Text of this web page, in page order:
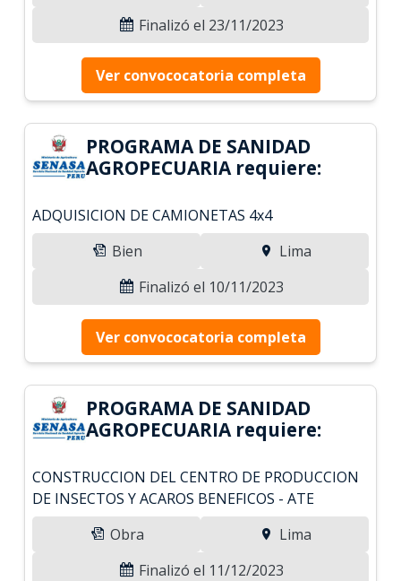
Finalizó el 23/11/2023
Ver convococatoria completa
PROGRAMA DE SANIDAD
AGROPECUARIA requiere:
ADQUISICION DE CAMIONETAS 4x4
Bien
Lima
Finalizó el 10/11/2023
Ver convococatoria completa
PROGRAMA DE SANIDAD
AGROPECUARIA requiere:
CONSTRUCCION DEL CENTRO DE PRODUCCION
DE INSECTOS Y ACAROS BENEFICOS - ATE
Obra
Lima
Finalizó el 11/12/2023